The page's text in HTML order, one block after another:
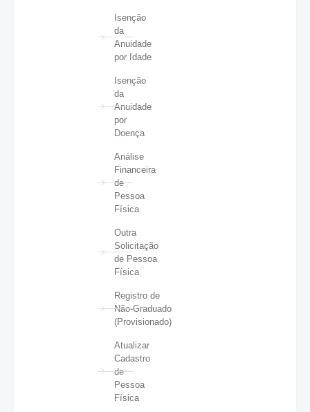
Isenção
da
Anuidade
por Idade
Isenção
da
Anuidade
por
Doença
Análise
Financeira
de
Pessoa
Física
Outra
Solicitação
de Pessoa
Física
Registro de
Não-Graduado
(Provisionado)
Atualizar
Cadastro
de
Pessoa
Física